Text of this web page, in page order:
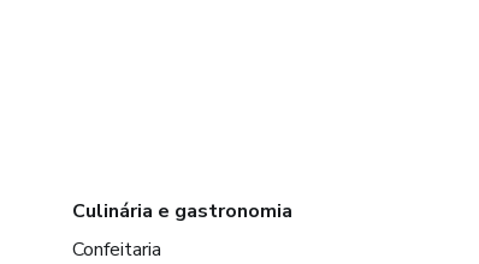
Culinária e gastronomia
Confeitaria